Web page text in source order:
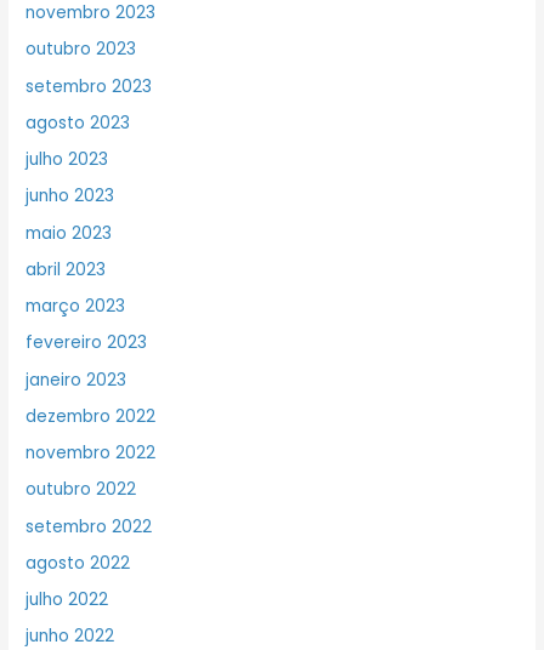
novembro 2023
outubro 2023
setembro 2023
agosto 2023
julho 2023
junho 2023
maio 2023
abril 2023
março 2023
fevereiro 2023
janeiro 2023
dezembro 2022
novembro 2022
outubro 2022
setembro 2022
agosto 2022
julho 2022
junho 2022